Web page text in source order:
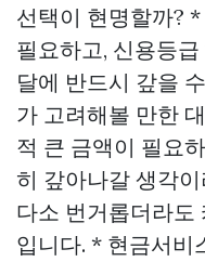
선택이 현명할까?
필요하고, 신용등
달에 반드시 갚을
가 고려해볼 만한
적 큰 금액이 필요
히 갚아나갈 생각
다소 번거롭더라도
입니다. * 현금서비